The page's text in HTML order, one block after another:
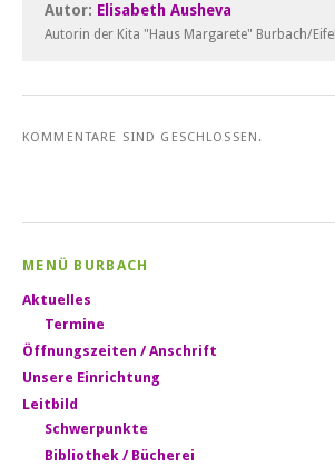
Autor: Elisabeth Ausheva
Autorin der Kita "Haus Margarete" Burbach/Eifel
KOMMENTARE SIND GESCHLOSSEN.
MENÜ BURBACH
Aktuelles
Termine
Öffnungszeiten / Anschrift
Unsere Einrichtung
Leitbild
Schwerpunkte
Bibliothek / Bücherei